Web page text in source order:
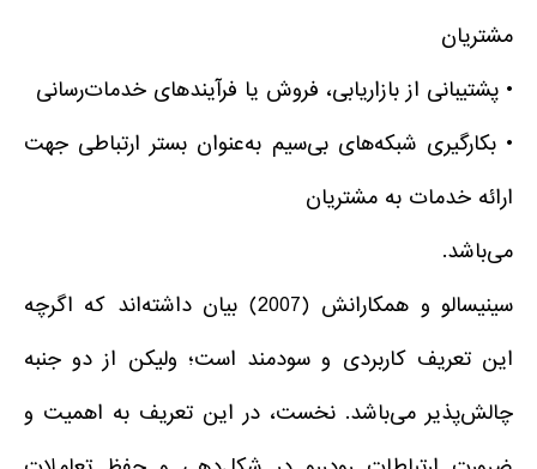
مشتریان
• پشتیبانی از بازاریابی، فروش یا فرآیندهای خدمات‌رسانی
• بکارگیری شبکه‌های بی‌سیم به‌عنوان بستر ارتباطی جهت
ارائه خدمات به مشتریان
می‌باشد.
سینیسالو و همکارانش (2007) بیان داشته‌اند که اگرچه
این تعریف کاربردی و سودمند است؛ ولیکن از دو جنبه
چالش‌پذیر می‌باشد. نخست، در این تعریف به اهمیت و